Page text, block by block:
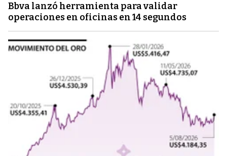
Bbva lanzó herramienta para validar
operaciones en oficinas en 14 segundos